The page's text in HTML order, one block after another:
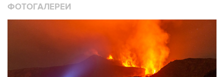
ФОТОГАЛЕРЕИ